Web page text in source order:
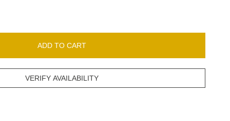
ADD TO CART
VERIFY AVAILABILITY